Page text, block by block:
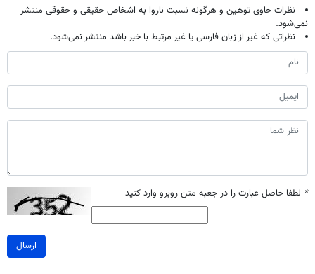
نظرات حاوی توهین و هرگونه نسبت ناروا به اشخاص حقیقی و حقوقی منتشر
نمی‌شود.
نظراتی که غیر از زبان فارسی یا غیر مرتبط با خبر باشد منتشر نمی‌شود.
* لطفا حاصل عبارت را در جعبه متن روبرو وارد کنید
ارسال